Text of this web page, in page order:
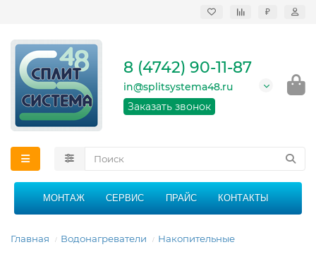
₽
кондиционеров в
области
График работы: 9:00 -
21:00 без перерыва и
8 (4742) 90-11-87
in@splitsystema48.ru
Заказать звонок
МОНТАЖ СЕРВИС ПРАЙС КОНТАКТЫ
Главная Водонагреватели Накопительные